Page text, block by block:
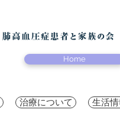
Home
治療について 生活